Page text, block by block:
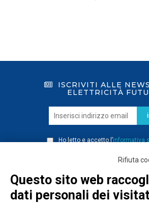
ISCRIVITI ALLE
ELETTRICITÀ
Ho letto e accetto l’informativa
Rifiuta
Questo sito web
dati personali dei